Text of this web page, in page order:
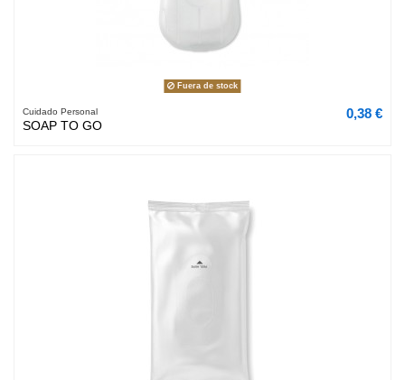
Fuera de stock
Cuidado Personal
SOAP TO GO
0,38 €